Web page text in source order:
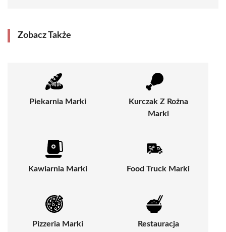
Zobacz Także
Piekarnia Marki
Kurczak Z Rożna
Marki
Kawiarnia Marki Food Truck Marki
Pizzeria Marki Restauracja